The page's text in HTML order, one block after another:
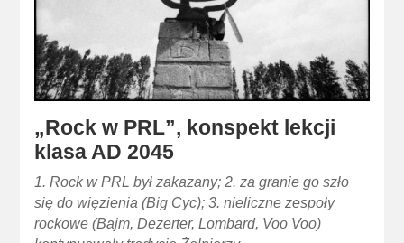
„Rock w PRL”, konspekt lekcji
klasa AD 2045
1. Rock w PRL był zakazany; 2. za granie go szło
się do więzienia (Big Cyc); 3. nieliczne zespoły
rockowe (Bajm, Dezerter, Lombard, Voo Voo)